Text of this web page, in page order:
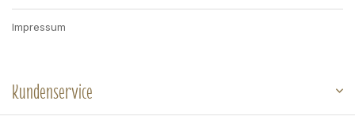
Impressum
Kundenservice